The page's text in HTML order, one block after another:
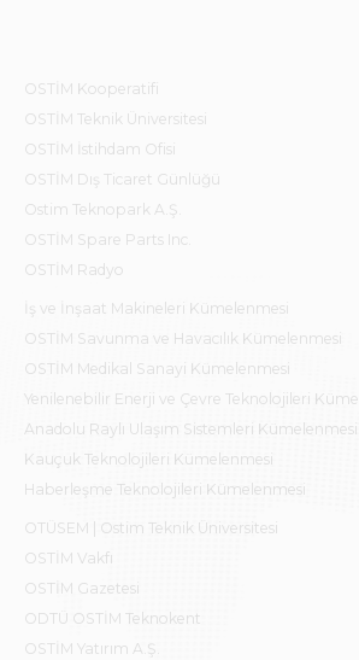
OSTİM Kooperatifi
OSTİM Teknik Üniversitesi
OSTİM İstihdam Ofisi
OSTİM Dış Ticaret Günlüğü
Ostim Teknopark A.Ş.
OSTİM Spare Parts Inc.
OSTİM Radyo
İş ve İnşaat Makineleri Kümelenmesi
OSTİM Savunma ve Havacılık Kümelenmesi
OSTİM Medikal Sanayi Kümelenmesi
Yenilenebilir Enerji ve Çevre Teknolojileri
Anadolu Raylı Ulaşım Sistemleri Kümelenmesi
Kauçuk Teknolojileri Kümelenmesi
Haberleşme Teknolojileri Kümelenmesi
OTÜSEM | Ostim Teknik Üniversitesi
OSTİM Vakfı
OSTİM Gazetesi
ODTÜ OSTİM Teknokent
OSTİM Yatırım A.Ş.